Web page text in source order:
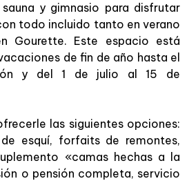
y gimnasio para disfrutar
todo incluido tanto en verano
Gourette. Este espacio está
de fin de año hasta el
y del 1 de julio al 15 de
las siguientes opciones:
esquí, forfaits de remontes,
«camas hechas a la
o pensión completa, servicio